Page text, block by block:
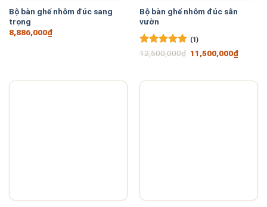
Bộ bàn ghế nhôm đúc sang
trọng
8,886,000₫
Bộ bàn ghế nhôm đúc sân
vườn
Được xếp
(1)
12,500,000₫ Giá
gốc
11,500,000₫Giá
hiện